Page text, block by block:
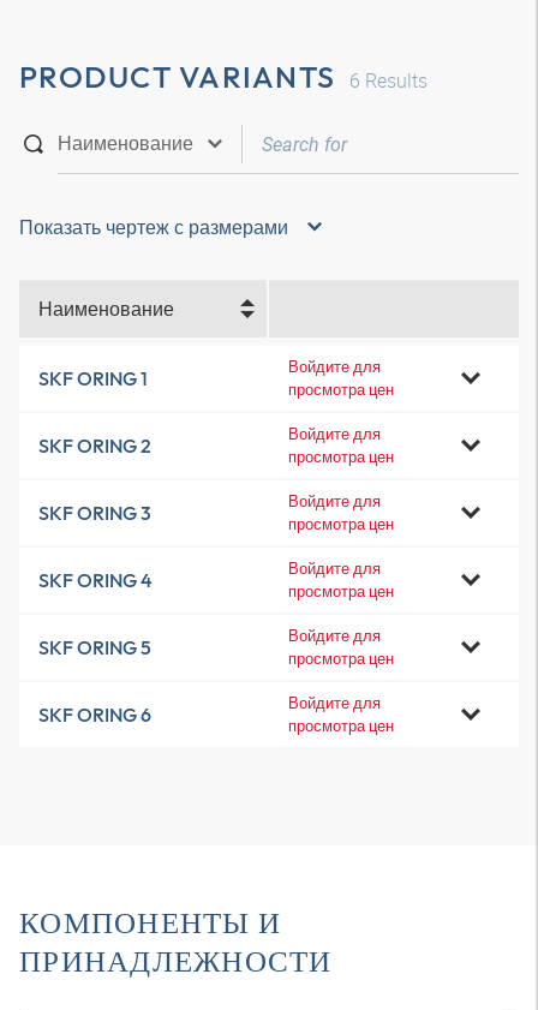
PRODUCT VARIANTS 6 Results
Показать чертеж с размерами
Наименование
SKF ORING 1
Войдите для
просмотра цен
SKF ORING 2
Войдите для
просмотра цен
SKF ORING 3
Войдите для
просмотра цен
SKF ORING 4
Войдите для
просмотра цен
SKF ORING 5
Войдите для
просмотра цен
SKF ORING 6
Войдите для
просмотра цен
КОМПОНЕНТЫ И
ПРИНАДЛЕЖНОСТИ